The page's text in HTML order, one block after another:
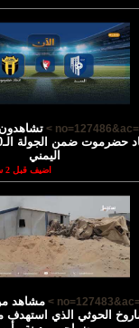
اليمني
اضيف قبل 2 ساعة
مشاهد
الحوثي الذي استهدف